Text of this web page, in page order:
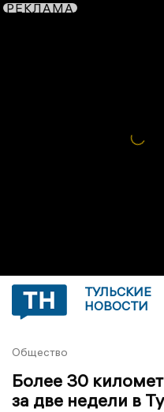
РЕКЛАМА
ТУЛЬСКИЕ
НОВОСТИ
Общество
Более 30
за две недели в